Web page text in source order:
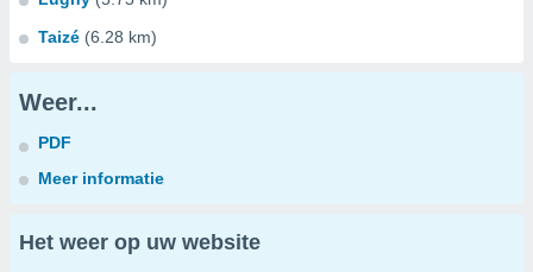
Taizé (6.28 km)
Weer...
PDF
Meer informatie
Het weer op uw website